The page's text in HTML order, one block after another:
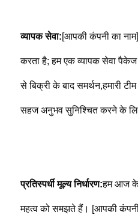
व्यापक सेवा:[आपकी कंपनी का
करता है; हम एक व्यापक सेवा पैकेज
से बिक्री के बाद समर्थन,हमारी
सहज अनुभव सुनिश्चित करने के लिए
प्रतिस्पर्धी मूल्य निर्धारण:हम आज के
महत्व को समझते हैं। [आपकी कंपनी